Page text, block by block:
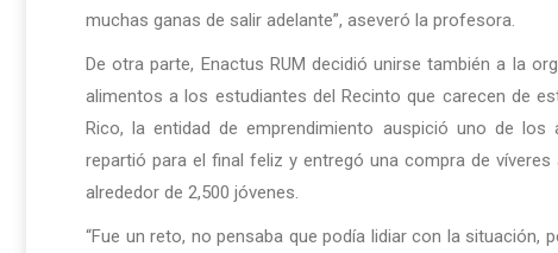
muchas ganas de salir adelante”, aseveró la profesora.
De otra parte, Enactus RUM decidió unirse también a la
alimentos a los estudiantes del Recinto que carecen de
Rico, la entidad de emprendimiento auspició uno de
repartió para el final feliz y entregó una compra de
alrededor de 2,500 jóvenes.
“Fue un reto, no pensaba que podía lidiar con la